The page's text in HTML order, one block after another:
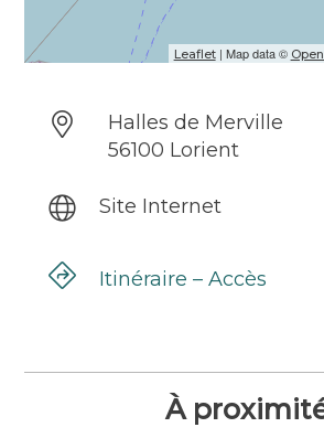
Leaflet| Map data ©
Halles de Merville
56100 Lorient
Site Internet
Itinéraire – Accès
À